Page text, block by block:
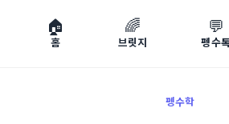
🏠
홈
🌈
브릿지
💬
펭수
펭수학